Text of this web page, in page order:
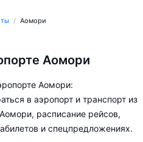
Аомори
Аомори
Аомори:
в аэропорт и транспорт из
расписание рейсов,
и спецпредложениях.